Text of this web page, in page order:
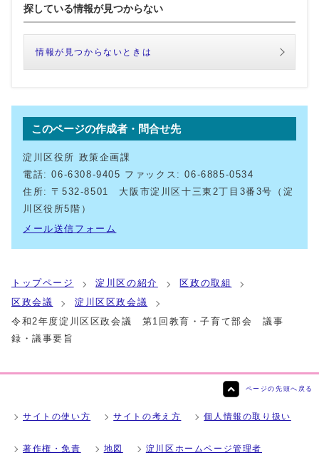
探している情報が見つからない
情報が見つからないときは
このページの作成者・問合せ先
淀川区役所 政策企画課
電話: 06-6308-9405 ファックス: 06-6885-0534
住所: 〒532-8501 大阪市淀川区十三東2丁目3番3号（淀
川区役所5階）
メール送信フォーム
トップページ 淀川区の紹介
区政の取組
区政会議
淀川区区政会議
令和2年度淀川区区政会議 第1回教育・子育て部会 議事
録・議事要旨
ページの先頭へ戻る
サイトの使い方 サイトの考え方 個人情報の取り扱い
著作権・免責 地図 淀川区ホームページ管理者